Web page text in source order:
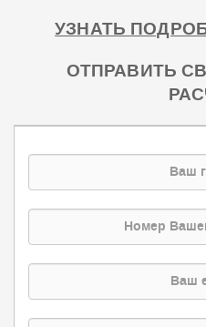
УЗНАТЬ
ОТПРАВИТЬ